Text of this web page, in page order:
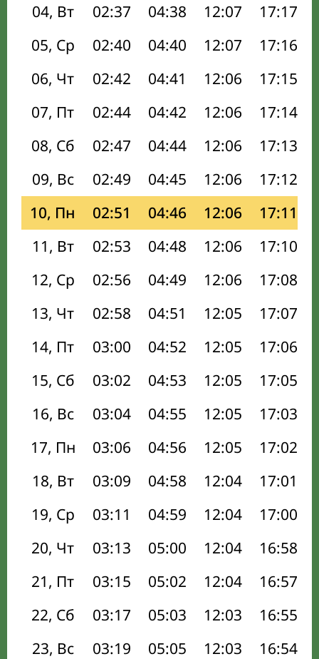
04, Вт
02:37 04:38 12:07 17:17
05, Ср
02:40 04:40 12:07 17:16
06, Чт
02:42 04:41 12:06 17:15
07, Пт
02:44 04:42 12:06 17:14
08, Сб
02:47 04:44 12:06 17:13
09, Вс
02:49 04:45 12:06 17:12
10, Пн
02:51 04:46 12:06 17:11
11, Вт
02:53 04:48 12:06 17:10
12, Ср
02:56 04:49 12:06 17:08
13, Чт
02:58 04:51 12:05 17:07
14, Пт
03:00 04:52 12:05 17:06
15, Сб
03:02 04:53 12:05 17:05
16, Вс
03:04 04:55 12:05 17:03
17, Пн
03:06 04:56 12:05 17:02
18, Вт
03:09 04:58 12:04 17:01
19, Ср
03:11 04:59 12:04 17:00
20, Чт
03:13 05:00 12:04 16:58
21, Пт
03:15 05:02 12:04 16:57
22, Сб
03:17 05:03 12:03 16:55
23, Вс
03:19 05:05 12:03 16:54